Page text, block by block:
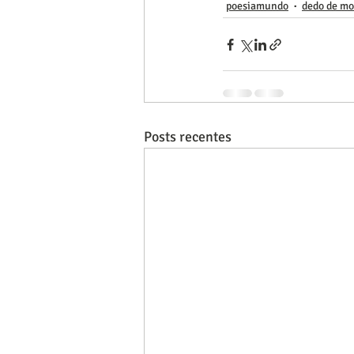
poesiamundo dedo de
Posts recentes